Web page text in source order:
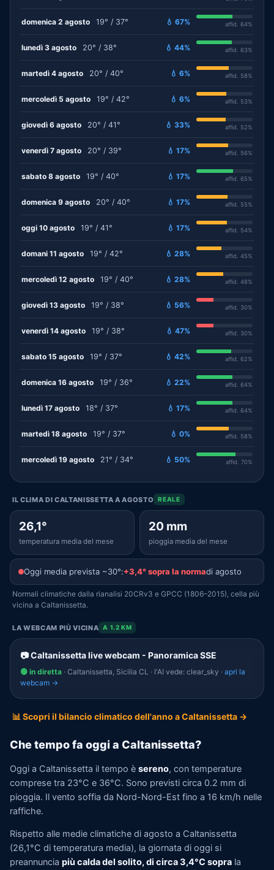
domenica 2 agosto 19° / 37° 💧 67% affid. 64%
lunedì 3 agosto 20° / 38° 💧 44% affid. 63%
martedì 4 agosto 20° / 40° 💧 6% affid. 58%
mercoledì 5 agosto 19° / 42° 💧 6% affid. 53%
giovedì 6 agosto 20° / 41° 💧 33% affid. 52%
venerdì 7 agosto 20° / 39° 💧 17% affid. 56%
sabato 8 agosto 19° / 40° 💧 17% affid. 65%
domenica 9 agosto 20° / 40° 💧 17% affid. 55%
oggi 10 agosto 19° / 41° 💧 17% affid. 54%
domani 11 agosto 19° / 42° 💧 28% affid. 45%
mercoledì 12 agosto 19° / 40° 💧 28% affid. 48%
giovedì 13 agosto 19° / 38° 💧 56% affid. 30%
venerdì 14 agosto 19° / 38° 💧 47% affid. 30%
sabato 15 agosto 19° / 37° 💧 42% affid. 62%
domenica 16 agosto 19° / 36° 💧 22% affid. 64%
lunedì 17 agosto 18° / 37° 💧 17% affid. 64%
martedì 18 agosto 19° / 37° 💧 0% affid. 58%
mercoledì 19 agosto 21° / 34° 💧 50% affid. 70%
IL CLIMA DI CALTANISSETTA A AGOSTO REALE
26,1°
temperatura media del mese
20 mm
pioggia media del mese
Oggi media prevista ~30°:+3,4° sopra la normadi agosto
Normali climatiche dalla rianalisi 20CRv3 e GPCC (1806–2015), cella più
vicina a Caltanissetta.
LA WEBCAM PIÙ VICINA A 1.2 KM
📷 Caltanissetta live webcam - Panoramica SSE
🟢 in diretta · Caltanissetta, Sicilia CL · l'AI vede: clear_sky · apri la
webcam →
📊 Scopri il bilancio climatico dell'anno a Caltanissetta →
Che tempo fa oggi a Caltanissetta?
Oggi a Caltanissetta il tempo è sereno, con temperature
comprese tra 23°C e 36°C. Sono previsti circa 0.2 mm di
pioggia. Il vento soffia da Nord-Nord-Est fino a 16 km/h nelle
raffiche.
Rispetto alle medie climatiche di agosto a Caltanissetta
(26,1°C di temperatura media), la giornata di oggi si
preannuncia più calda del solito, di circa 3,4°C sopra la